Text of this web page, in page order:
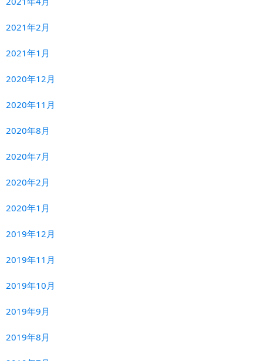
2021年2月
2021年1月
2020年12月
2020年11月
2020年8月
2020年7月
2020年2月
2020年1月
2019年12月
2019年11月
2019年10月
2019年9月
2019年8月